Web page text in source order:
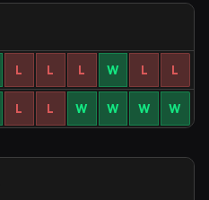
L L L W L L
L L W W W W